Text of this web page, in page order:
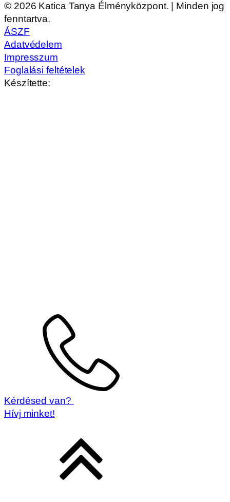
© 2026 Katica Tanya Élményközpont. | Minden jog
fenntartva.
ÁSZF
Adatvédelem
Impresszum
Foglalási feltételek
Készítette:
Kérdésed van?
Hívj minket!